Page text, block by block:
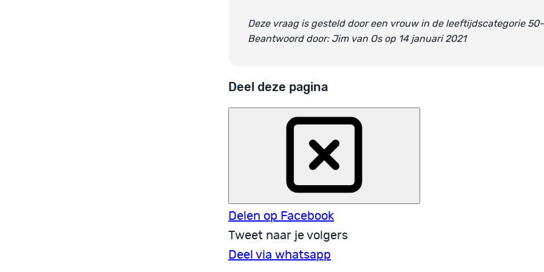
Deze vraag is gesteld door een vrouw in de leeftijdscategorie
Beantwoord door: Jim van Os op 14 januari 2021
Deel deze pagina
Delen op Facebook
Tweet naar je volgers
Deel via whatsapp